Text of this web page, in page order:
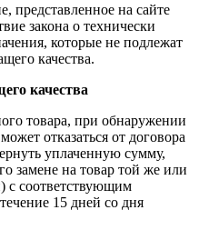
представленное на сайте
закона о технически
которые не подлежат
качества.
качества
товара, при обнаружении
отказаться от договора
уплаченную сумму,
замене на товар той же или
с соответствующим
15 дней со дня